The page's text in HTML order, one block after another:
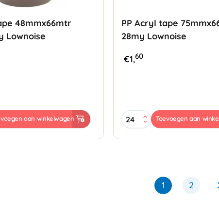
48mmx66mtr
Lownoise
aan winkelwagen
PP Acryl tape
28my Lownoise
€1,60
PP
Acryl
75mmx66mtr
Toevoegen aan
1 2